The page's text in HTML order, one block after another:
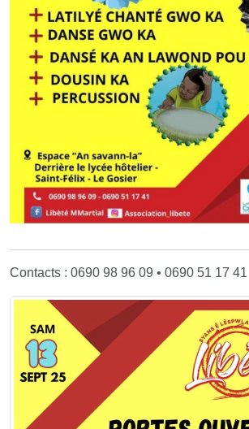
Contacts : 0690 98 96 09 • 0690 51 17 41